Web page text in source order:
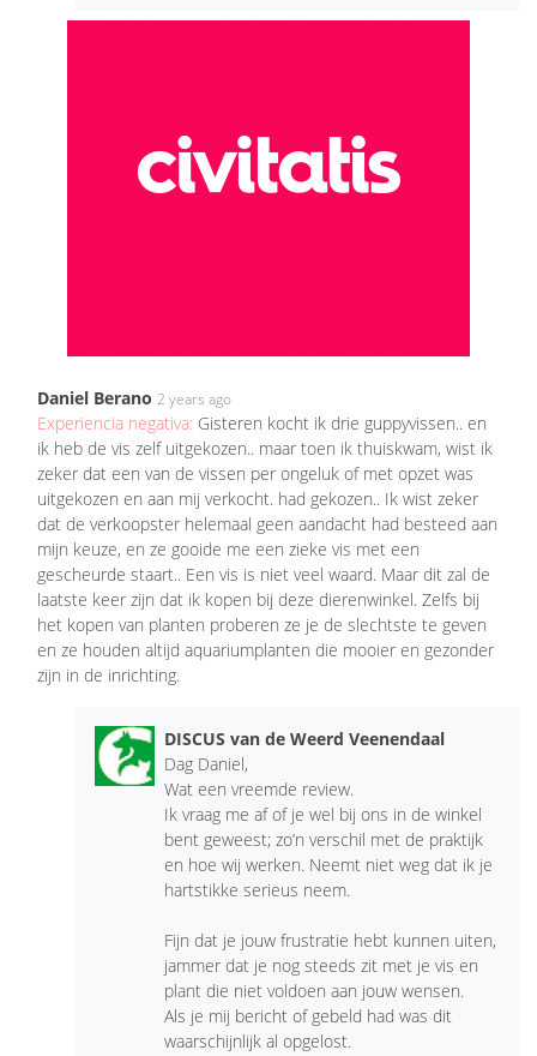
Daniel Berano 2 years ago
Experiencia negativa: Gisteren kocht ik drie guppyvissen.. en
ik heb de vis zelf uitgekozen.. maar toen ik thuiskwam, wist ik
zeker dat een van de vissen per ongeluk of met opzet was
uitgekozen en aan mij verkocht. had gekozen.. Ik wist zeker
dat de verkoopster helemaal geen aandacht had besteed aan
mijn keuze, en ze gooide me een zieke vis met een
gescheurde staart.. Een vis is niet veel waard. Maar dit zal de
laatste keer zijn dat ik kopen bij deze dierenwinkel. Zelfs bij
het kopen van planten proberen ze je de slechtste te geven
en ze houden altijd aquariumplanten die mooier en gezonder
zijn in de inrichting.
DISCUS van de Weerd Veenendaal
Dag Daniel,
Wat een vreemde review.
Ik vraag me af of je wel bij ons in de winkel
bent geweest; zo’n verschil met de praktijk
en hoe wij werken. Neemt niet weg dat ik je
hartstikke serieus neem.
Fijn dat je jouw frustratie hebt kunnen uiten,
jammer dat je nog steeds zit met je vis en
plant die niet voldoen aan jouw wensen.
Als je mij bericht of gebeld had was dit
waarschijnlijk al opgelost.